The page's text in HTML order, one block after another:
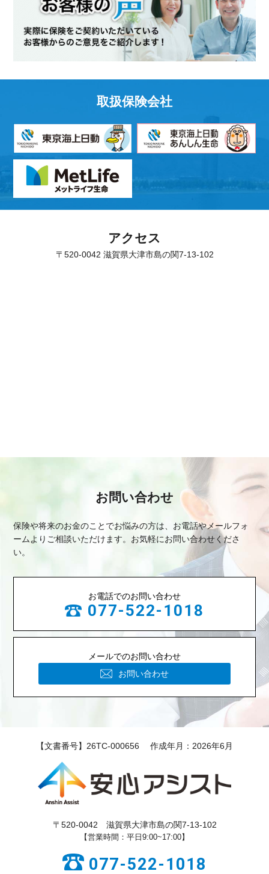
取扱保険会社
アクセス
〒520-0042 滋賀県大津市島の関7-13-102
お問い合わせ
保険や将来のお金のことでお悩みの方は、お電話やメールフォ
ームよりご相談いただけます。 お気軽にお問い合わせくださ
い。
お電話でのお問い合わせ
077-522-1018
メールでのお問い合わせ
お問い合わせ
【文書番号】26TC-000656 作成年月：2026年6月
〒520-0042 滋賀県大津市島の関7-13-102
【営業時間：平日9:00~17:00】
077-522-1018